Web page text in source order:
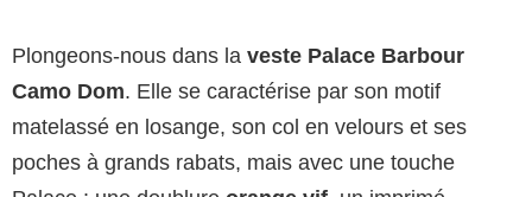
Plongeons-nous dans la veste Palace Barbour
Camo Dom. Elle se caractérise par son motif
matelassé en losange, son col en velours et ses
poches à grands rabats, mais avec une touche